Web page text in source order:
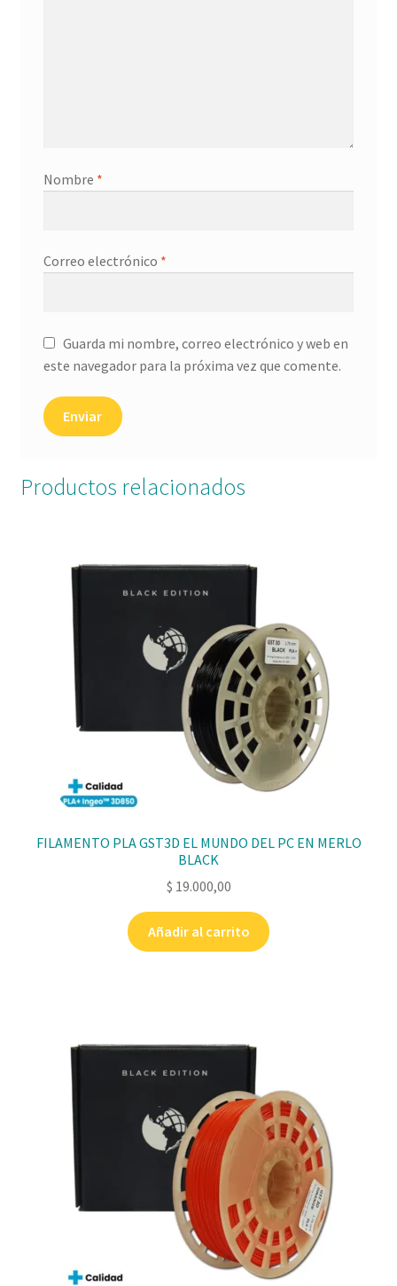
Nombre *
Correo electrónico *
Guarda mi nombre, correo electrónico y web en
este navegador para la próxima vez que comente.
Productos relacionados
FILAMENTO PLA GST3D EL MUNDO DEL PC EN MERLO
BLACK
$ 19.000,00
Añadir al carrito